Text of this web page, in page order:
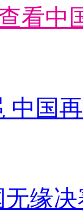
看中
中国
无缘